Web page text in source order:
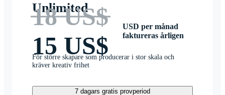
Unlimited
18 US$
15 US$
USD per månad
faktureras årligen
För större skapare som producerar i stor skala och
kräver kreativ frihet
7 dagars gratis provperiod